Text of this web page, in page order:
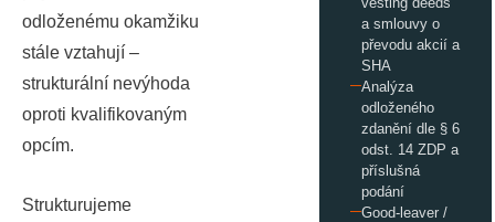
odloženému okamžiku
stále vztahují –
strukturální nevýhoda
oproti kvalifikovaným
opcím.
Strukturujeme
a smlouvy o
převodu akcií a
SHA
Analýza
odloženého
zdanění dle § 6
odst. 14 ZDP a
příslušná
podání
Good-leaver /